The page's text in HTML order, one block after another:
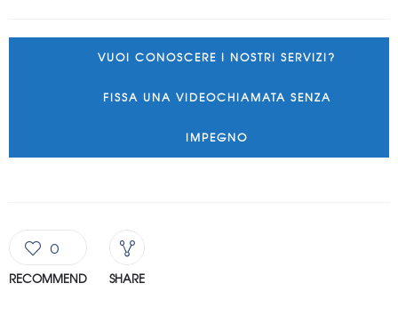
VUOI CONOSCERE I NOSTRI SERVIZI?
FISSA UNA VIDEOCHIAMATA SENZA
IMPEGNO
0
RECOMMEND SHARE